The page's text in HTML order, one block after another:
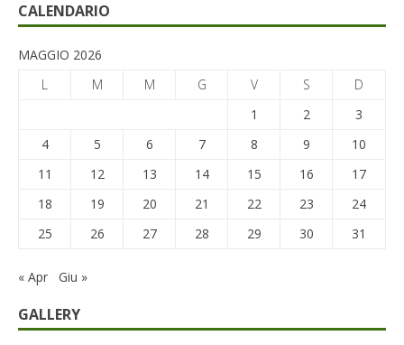
CALENDARIO
MAGGIO 2026
L
M M G V S
D
1
2
3
4
5 6 7 8 9
10
11
12 13 14 15 16
17
18
19 20 21 22 23
24
25
26 27 28 29 30 31
« Apr Giu »
GALLERY